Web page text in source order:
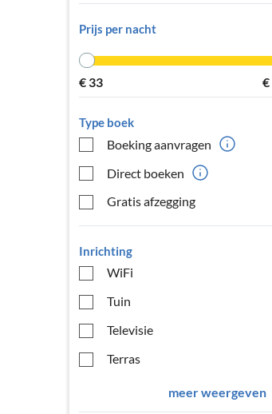
Prijs per nacht
€ 33 €
Type boek
Boeking aanvragen
Direct boeken
Gratis afzegging
Inrichting
WiFi
Tuin
Televisie
Terras
meer weergeven